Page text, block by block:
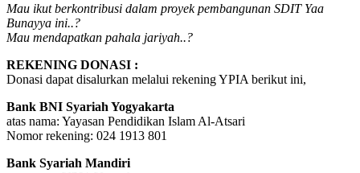
Mau ikut berkontribusi dalam proyek pembangunan SDIT Yaa
Bunayya ini..?
Mau mendapatkan pahala jariyah..?
REKENING DONASI :
Donasi dapat disalurkan melalui rekening YPIA berikut ini,
Bank BNI Syariah Yogyakarta
atas nama: Yayasan Pendidikan Islam Al-Atsari
Nomor rekening: 024 1913 801
Bank Syariah Mandiri